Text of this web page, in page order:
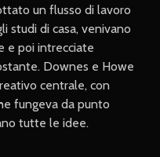
un flusso di lavoro
studi di casa, venivano
e poi intrecciate
Downes e Howe
centrale, con
fungeva da punto
tutte le idee.